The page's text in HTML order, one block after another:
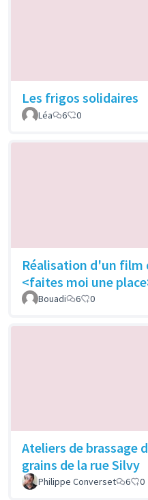
Les frigos solidaires
Léa
6 0
Réalisation d'un film
<faites moi une
Bouadi 6 0
Ateliers de brassage
grains de la rue Silvy
Philippe Converset 6 0